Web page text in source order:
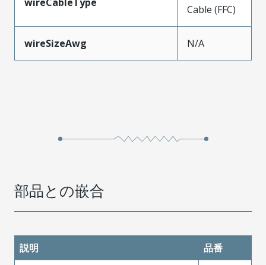
Cable (FFC)
wireSizeAwg N/A
部品との嵌合
説明
品番